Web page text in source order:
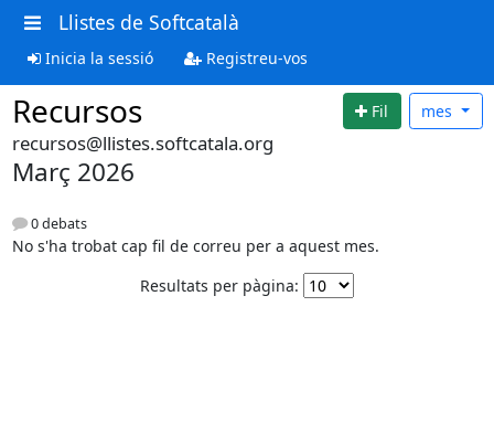
Llistes de Softcatalà
Inicia la sessió Registreu-vos
Recursos Fil mes
recursos@llistes.softcatala.org
Març 2026
0 debats
No s'ha trobat cap fil de correu per a aquest mes.
Resultats per pàgina: